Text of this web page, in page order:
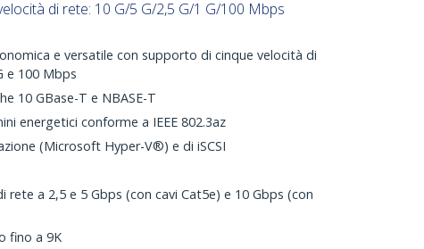
di rete: 10 G/5 G/2,5 G/1 G/100 Mbps
e versatile con supporto di cinque velocità di
e 100 Mbps
10 GBase-T e NBASE-T
energetici conforme a IEEE 802.3az
(Microsoft Hyper-V®) e di iSCSI
a 2,5 e 5 Gbps (con cavi Cat5e) e 10 Gbps (con
fino a 9K